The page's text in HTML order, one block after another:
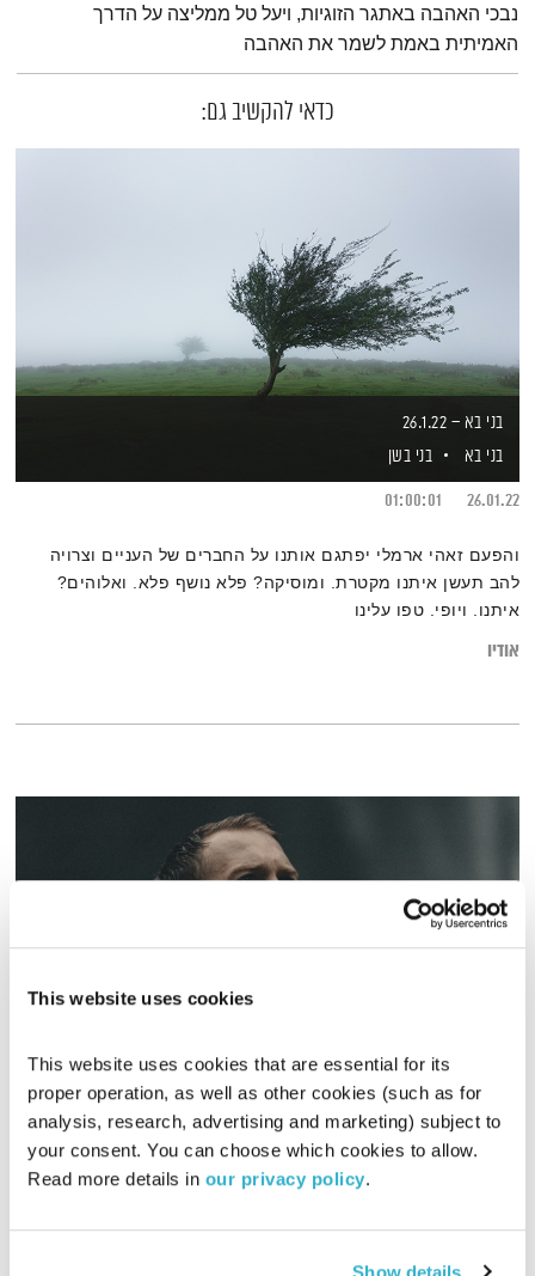
This website uses cookies
This website uses cookies that are essential for its
proper operation, as well as other cookies (such as for
analysis, research, advertising and marketing) subject to
your consent. You can choose which cookies to allow.
Read more details in our privacy policy.
Show details
נבכי האהבה באתגר הזוגיות, ויעל טל ממליצה על הדרך
האמיתית באמת לשמר את האהבה
כדאי להקשיב גם:
בני בא – 26.1.22
בני בא
בני בשן
26.01.22
01:00:01
והפעם זאהי ארמלי יפתגם אותנו על החברים של העניים וצרויה
להב תעשן איתנו מקטרת. ומוסיקה? פלא נושף פלא. ואלוהים?
איתנו. ויופי. טפו עלינו
אודיו
הגוטליבים
אורי גוטליבויריב גוטליב
18.11.14
01:00:14
מילים יומיומיות מונחות תחת הגוטליבסקופ וחושפות את מגוון